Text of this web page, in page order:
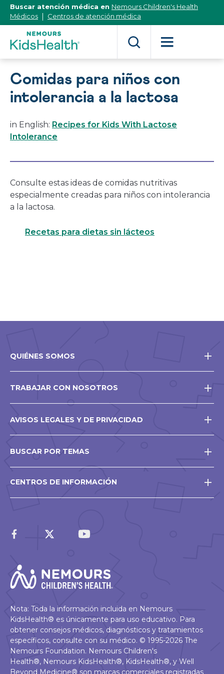
[Skip
Content]
Buscar atención médica en Nemours Children's Health
Médicos
Centros de atención médica
Comidas para niños con
intolerancia a la lactosa
in English: Recipes for Kids With Lactose
Intolerance
Consulte estas ideas de comidas nutritivas
especialmente creadas para niños con intolerancia
a la lactosa.
Recetas para dietas sin lácteos
QUIÉNES SOMOS
TRABAJAR CON NOSOTROS
AVISOS LEGALES Y DE PRIVACIDAD
BUSCAR POR TEMAS
CENTROS DE INFORMACIÓN
Nota: Toda la información incluida en Nemours
KidsHealth® es únicamente para uso educativo. Para
obtener consejos médicos, diagnósticos y tratamientos
específicos, consulte con su médico. © 1995-2026 The
Nemours Foundation. Nemours Children's
Health®, Nemours KidsHealth®, KidsHealth®, y Well
Beyond Medicine® son marcas comerciales registradas